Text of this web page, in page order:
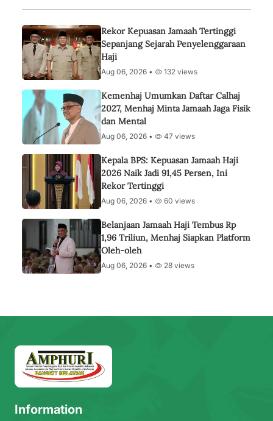
Rekor Kepuasan Jamaah Tertinggi
Sepanjang Sejarah Penyelenggaraan
Haji
Aug 06, 2026 • 132 views
Kemenhaj Umumkan Daftar Calhaj
2027, Menhaj Minta Jamaah Jaga Fisik
dan Mental
Aug 06, 2026 • 47 views
Kepala BPS: Kepuasan Jamaah Haji
2026 Naik Jadi 91,45 Persen, Ini
Rekor Tertinggi
Aug 06, 2026 • 60 views
Belanjaan Jamaah Haji Tembus Rp
1,96 Triliun, Menhaj Siapkan Platform
Oleh-oleh
Aug 06, 2026 • 28 views
Information